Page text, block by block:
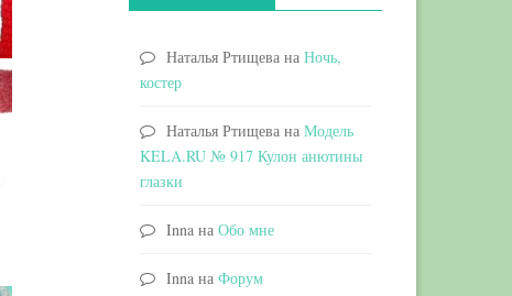
Наталья Ртищевана Ночь,
костер
Наталья Ртищевана Модель
KELA.RU № 917 Кулон анютины
глазки
Innaна Обо мне
Innaна Форум